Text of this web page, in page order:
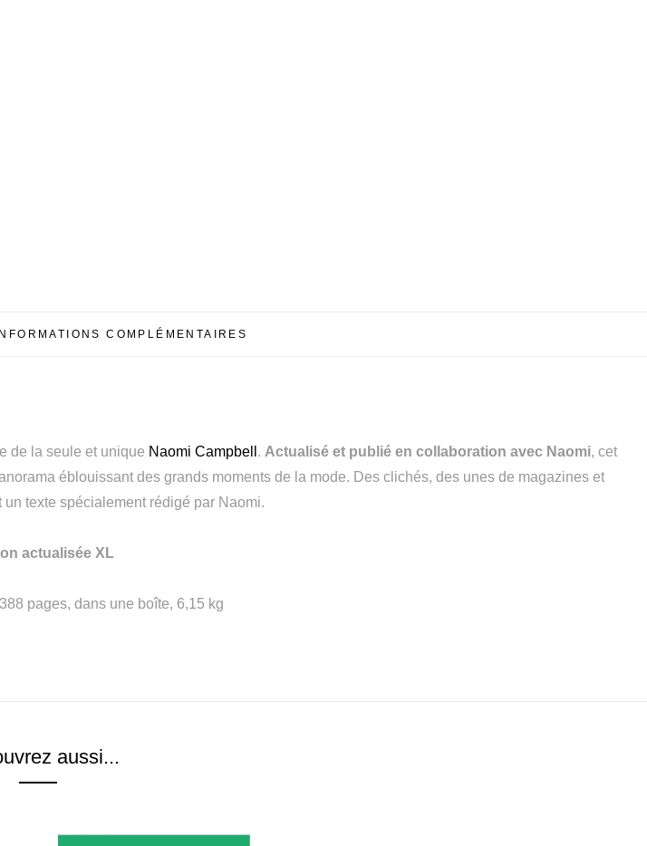
COMPLÉMENTAIRES
de la seule et unique Naomi Campbell . Actualisé et publié en collaboration avec Naomi, cet
éblouissant des grands moments de la mode. Des clichés, des unes de magazines et
texte spécialement rédigé par Naomi.
actualisée XL
pages, dans une boîte, 6,15 kg
aussi...